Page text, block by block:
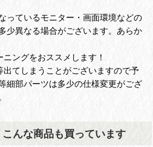
っているモニター・画面環境などの
少異なる場合がございます。あらか
ングをおススメします！
てしまうことがございますので予
細部パーツは多少の仕様変更がござ
んな商品も買っています